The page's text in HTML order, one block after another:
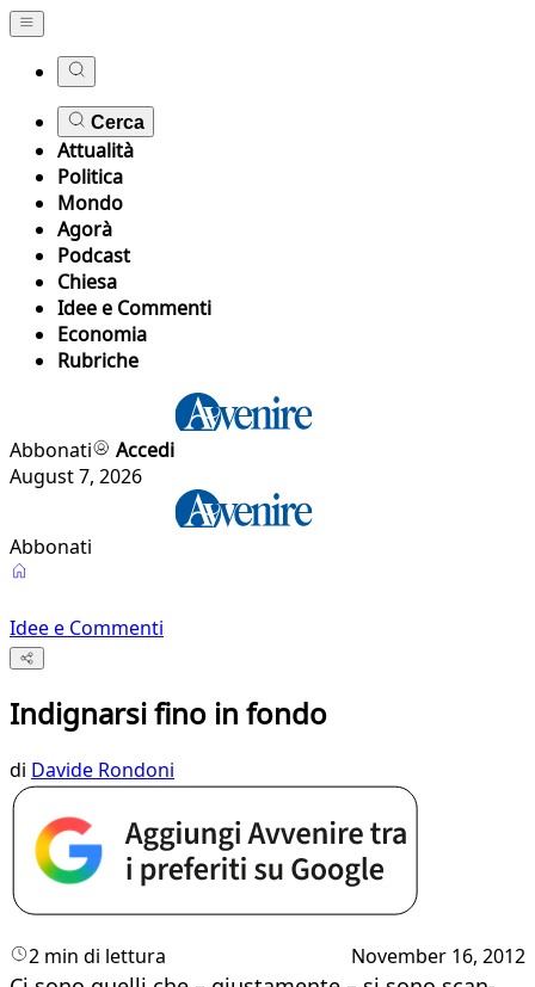
Cerca
Attualità
Politica
Mondo
Agorà
Podcast
Chiesa
Idee e Commenti
Economia
Rubriche
Abbonati
Accedi
August 7, 2026
Abbonati
Idee e Commenti
Indignarsi fino in fondo
di Davide Rondoni
2 min di lettura November 16, 2012